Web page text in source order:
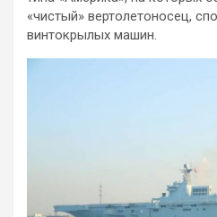
«чистый» вертолетоносец,
винтокрылых машин.